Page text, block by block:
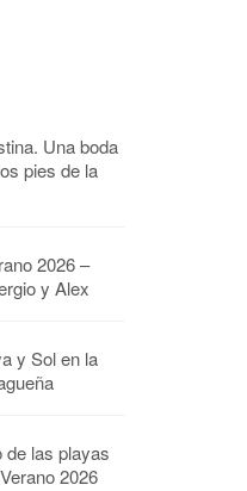
Una boda
pies de la
2026 –
y Alex
y Sol en la
de las playas
2026